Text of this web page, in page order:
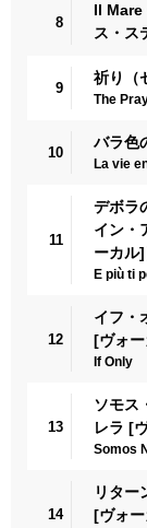
8
Il
ス・ス
9
祈り（
The
10
バラ色
La vie
11
デボラ
イン・
ーカル]
E più ti
12
イフ・
[ヴォー
If Only
13
ソモス
レラ [
Somos
14
リター
[ヴォー